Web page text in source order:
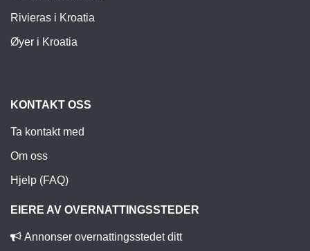
Rivieras i Kroatia
Øyer i Kroatia
KONTAKT OSS
Ta kontakt med
Om oss
Hjelp (FAQ)
EIERE AV OVERNATTINGSSTEDER
Annonser overnattingsstedet ditt